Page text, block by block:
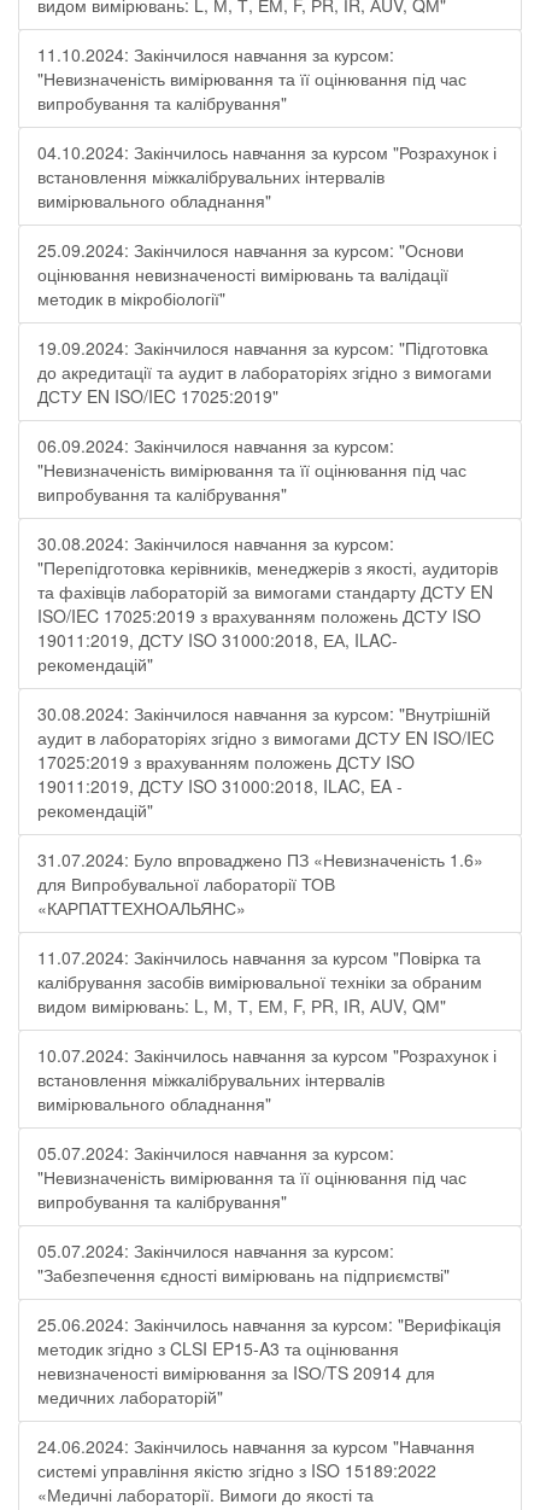
видом вимірювань: L, М, Т, ЕМ, F, РR, ІR, АUV, QМ"
11.10.2024: Закінчилося навчання за курсом:
"Невизначеність вимірювання та її оцінювання під час
випробування та калібрування"
04.10.2024: Закінчилось навчання за курсом "Розрахунок і
встановлення міжкалібрувальних інтервалів
вимірювального обладнання"
25.09.2024: Закінчилося навчання за курсом: "Основи
оцінювання невизначеності вимірювань та валідації
методик в мікробіології"
19.09.2024: Закінчилося навчання за курсом: "Підготовка
до акредитації та аудит в лабораторіях згідно з вимогами
ДСТУ EN ISO/IEC 17025:2019"
06.09.2024: Закінчилося навчання за курсом:
"Невизначеність вимірювання та її оцінювання під час
випробування та калібрування"
30.08.2024: Закінчилося навчання за курсом:
"Перепідготовка керівників, менеджерів з якості, аудиторів
та фахівців лабораторій за вимогами стандарту ДСТУ EN
ISO/IEC 17025:2019 з врахуванням положень ДСТУ ISO
19011:2019, ДСТУ ISO 31000:2018, ЕА, ILAC-
рекомендацій"
30.08.2024: Закінчилося навчання за курсом: "Внутрішній
аудит в лабораторіях згідно з вимогами ДСТУ EN ISO/IEC
17025:2019 з врахуванням положень ДСТУ ISO
19011:2019, ДСТУ ISO 31000:2018, ILAC, EA -
рекомендацій"
31.07.2024: Було впроваджено ПЗ «Невизначеність 1.6»
для Випробувальної лабораторії ТОВ
«КАРПАТТЕХНОАЛЬЯНС»
11.07.2024: Закінчилось навчання за курсом "Повірка та
калібрування засобів вимірювальної техніки за обраним
видом вимірювань: L, М, Т, ЕМ, F, РR, ІR, АUV, QМ"
10.07.2024: Закінчилось навчання за курсом "Розрахунок і
встановлення міжкалібрувальних інтервалів
вимірювального обладнання"
05.07.2024: Закінчилося навчання за курсом:
"Невизначеність вимірювання та її оцінювання під час
випробування та калібрування"
05.07.2024: Закінчилося навчання за курсом:
"Забезпечення єдності вимірювань на підприємстві"
25.06.2024: Закінчилось навчання за курсом: "Верифікація
методик згідно з CLSI EP15-A3 та оцінювання
невизначеності вимірювання за ISО/TS 20914 для
медичних лабораторій"
24.06.2024: Закінчилось навчання за курсом "Навчання
системі управління якістю згідно з ISO 15189:2022
«Медичні лабораторії. Вимоги до якості та